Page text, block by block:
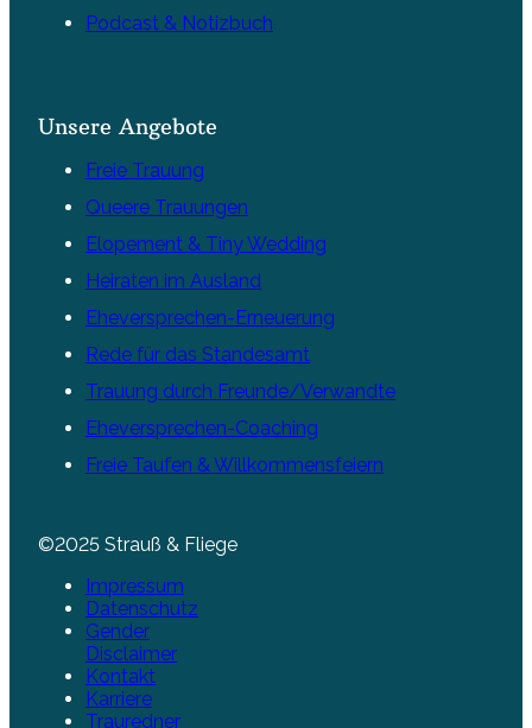
Podcast & Notizbuch
Unsere Angebote
Freie Trauung
Queere Trauungen
Elopement & Tiny Wedding
Heiraten im Ausland
Eheversprechen-Erneuerung
Rede für das Standesamt
Trauung durch Freunde/Verwandte
Eheversprechen-Coaching
Freie Taufen & Willkommensfeiern
©2025 Strauß & Fliege
Impressum
Datenschutz
Gender
Disclaimer
Kontakt
Karriere
Trauredner